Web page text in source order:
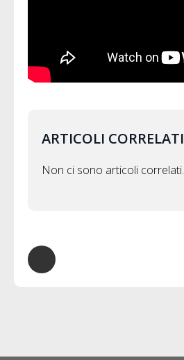
ARTICOLI CORRELATI
Non ci sono articoli correlati.